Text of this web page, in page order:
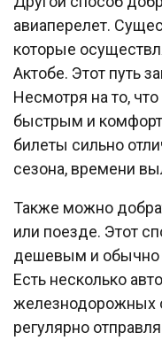
авиаперелет.
которые
Актобе. Этот путь
Несмотря на то,
быстрым и
билеты сильно
сезона, времени
Также можно
или поезде. Этот
дешевым и обычно
Есть несколько
железнодорожных
регулярно